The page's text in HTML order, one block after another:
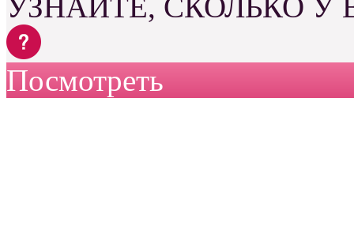
УЗНАЙТЕ, СКОЛЬКО
Посмотреть